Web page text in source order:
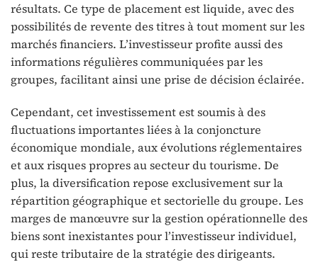
résultats. Ce type de placement est liquide, avec des
possibilités de revente des titres à tout moment sur les
marchés financiers. L’investisseur profite aussi des
informations régulières communiquées par les
groupes, facilitant ainsi une prise de décision éclairée.
Cependant, cet investissement est soumis à des
fluctuations importantes liées à la conjoncture
économique mondiale, aux évolutions réglementaires
et aux risques propres au secteur du tourisme. De
plus, la diversification repose exclusivement sur la
répartition géographique et sectorielle du groupe. Les
marges de manœuvre sur la gestion opérationnelle des
biens sont inexistantes pour l’investisseur individuel,
qui reste tributaire de la stratégie des dirigeants.